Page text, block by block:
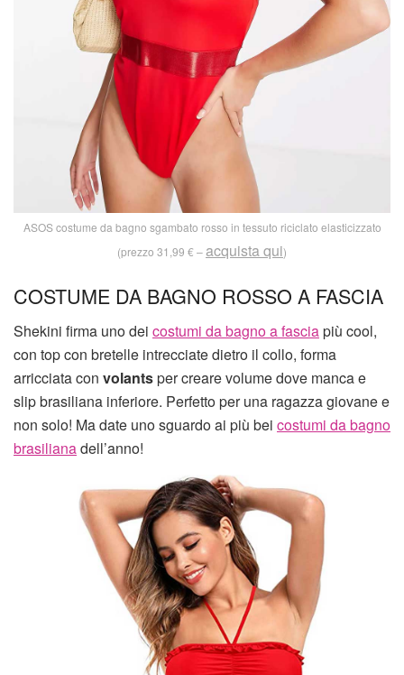
ASOS costume da bagno sgambato rosso in tessuto riciclato elasticizzato
(prezzo 31,99 € –acquista qui)
COSTUME DA BAGNO ROSSO A FASCIA
Shekini firma uno dei costumi da bagno a fasciapiù cool,
con top con bretelle intrecciate dietro il collo, forma
arricciata con volantsper creare volume dove manca e
slip brasiliana inferiore. Perfetto per una ragazza giovane e
non solo! Ma date uno sguardo ai più bei costumi da bagno
brasilianadell’anno!